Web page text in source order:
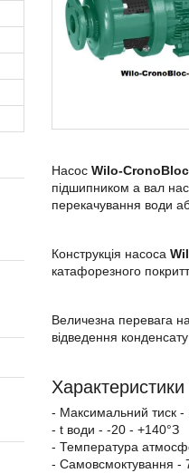
Насос Wilo-
підшипником а вал
перекачування води
Конструкція насоса
катафорезного
Величезна перевага
відведення
- Максимальний тиск
- t води - -20 - +140°З
- Температура
- Самовсмоктування -